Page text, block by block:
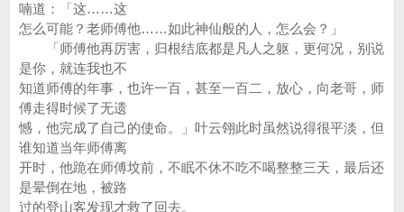
喃道：「这……这
怎么可能？老师傅他……如此神仙般的人，怎么会？」
「师傅他再厉害，归根结底都是凡人之躯，更何况，别说
是你，就连我也不
知道师傅的年事，也许一百，甚至一百二，放心，向老哥，师
傅走得时候了无遗
憾，他完成了自己的使命。」叶云翎此时虽然说得很平淡，但
谁知道当年师傅离
开时，他跪在师傅坟前，不眠不休不吃不喝整整三天，最后还
是晕倒在地，被路
过的登山客发现才救了回去。